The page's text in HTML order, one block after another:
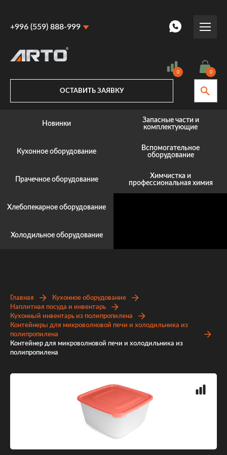
+996 (559) 888-999
+996 (559) 888-999
0 0
ОСТАВИТЬ ЗАЯВКУ
Новинки
Кухонное оборудование
Прачечное оборудование
Хлебопекарное оборудование
Холодильное оборудование
Запасные части и
комплектующие
Вспомогательное
оборудование
Химчистка и
профессиональная химия
Главная
Кухонное оборудование
Наплитная посуда и инвентарь
Кухонный инвентарь из полипропилена
Контейнеры для микроволновой печи и холодильника из
полипропилена
Контейнер для микроволновой печи и холодильника из
полипропилена